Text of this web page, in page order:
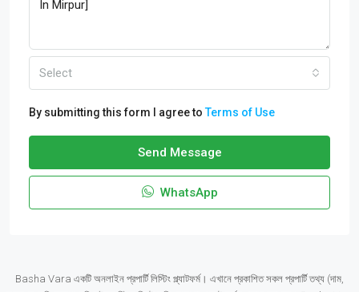
Select
By submitting this form I agree toTerms of Use
Send Message
WhatsApp
Basha Vara একটি অনলাইন প্রপার্টি লিস্টিং প্ল্যাটফর্ম। এখানে প্রকাশিত সকল প্রপার্টি তথ্য (দাম,